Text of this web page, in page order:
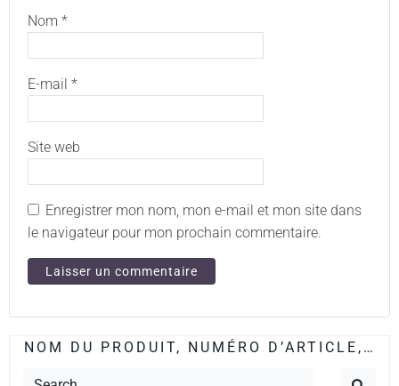
Nom *
E-mail *
Site web
Enregistrer mon nom, mon e-mail et mon site dans
le navigateur pour mon prochain commentaire.
NOM DU PRODUIT, NUMÉRO D’ARTICLE,…